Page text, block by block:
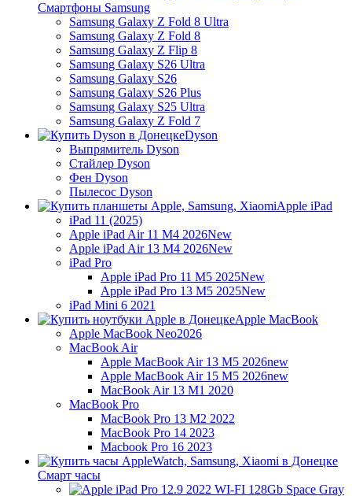
Смартфоны Samsung
Samsung Galaxy Z Fold 8 Ultra
Samsung Galaxy Z Fold 8
Samsung Galaxy Z Flip 8
Samsung Galaxy S26 Ultra
Samsung Galaxy S26
Samsung Galaxy S26 Plus
Samsung Galaxy S25 Ultra
Samsung Galaxy Z Fold 7
Dyson
Выпрямитель Dyson
Стайлер Dyson
Фен Dyson
Пылесос Dyson
Apple iPad
iPad 11 (2025)
Apple iPad Air 11 M4 2026New
Apple iPad Air 13 M4 2026New
iPad Pro
Apple iPad Pro 11 M5 2025New
Apple iPad Pro 13 M5 2025New
iPad Mini 6 2021
Apple MacBook
Apple MacBook Neo2026
MacBook Air
Apple MacBook Air 13 M5 2026new
Apple MacBook Air 15 M5 2026new
MacBook Air 13 M1 2020
MacBook Pro
MacBook Pro 13 M2 2022
MacBook Pro 14 2023
Macbook Pro 16 2023
Смарт часы